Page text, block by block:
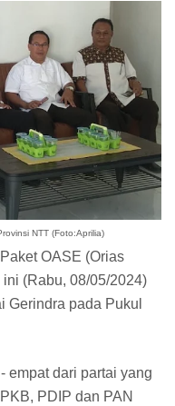
NTT (Foto:Aprilia)
Paket OASE (Orias
(Rabu, 08/05/2024)
Gerindra pada Pukul
empat dari partai yang
PDIP dan PAN